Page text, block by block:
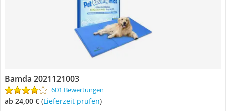
Bamda 2021121003
601 Bewertungen
ab 24,00 € (Lieferzeit prüfen)